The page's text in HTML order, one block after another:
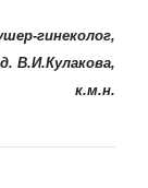
гинеколог,
В.И.Кулакова,
к.м.н.